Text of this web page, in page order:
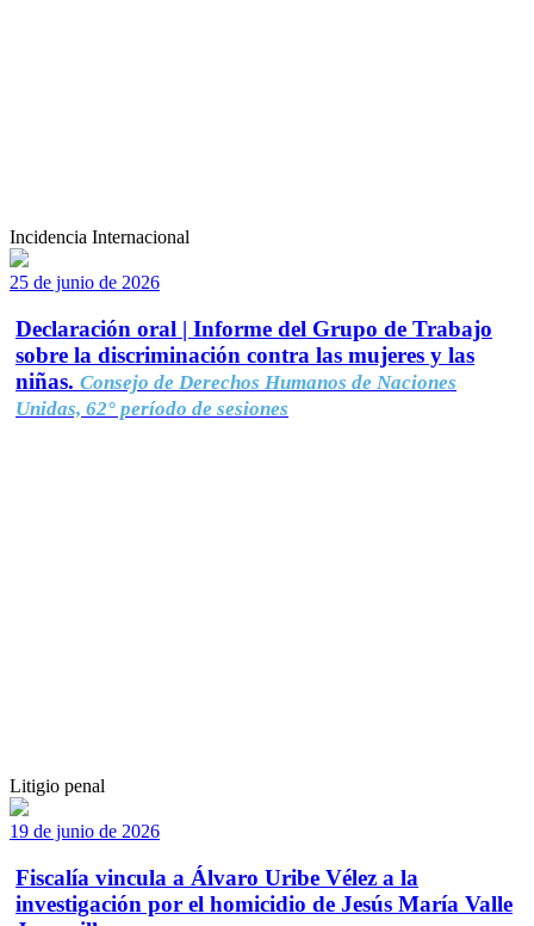
Incidencia Internacional
25 de junio de 2026
Declaración oral | Informe del Grupo de Trabajo
sobre la discriminación contra las mujeres y las
niñas. Consejo de Derechos Humanos de Naciones
Unidas, 62° período de sesiones
Litigio penal
19 de junio de 2026
Fiscalía vincula a Álvaro Uribe Vélez a la
investigación por el homicidio de Jesús María Valle